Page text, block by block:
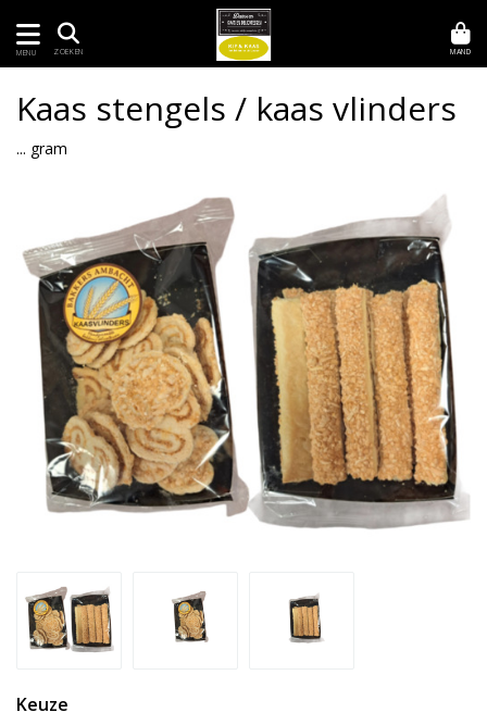
MENU ZOEKEN MAND
Kaas stengels / kaas vlinders
... gram
Keuze